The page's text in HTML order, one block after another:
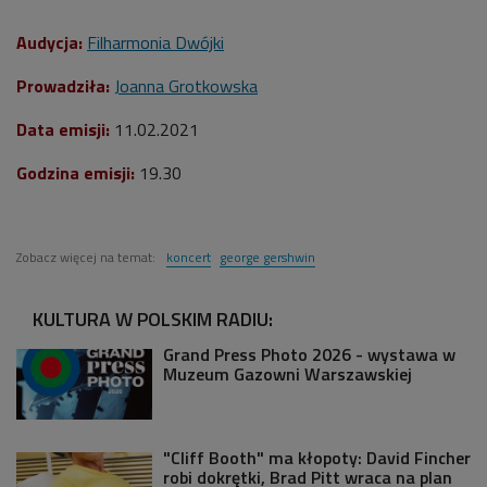
Audycja: Filharmonia Dwójki
Prowadziła: Joanna Grotkowska
Data emisji: 11.02.2021
Godzina emisji: 19.30
Zobacz więcej na temat: koncert george gershwin
KULTURA W POLSKIM RADIU:
Grand Press Photo 2026 - wystawa w
Muzeum Gazowni Warszawskiej
"Cliff Booth" ma kłopoty: David Fincher
robi dokrętki, Brad Pitt wraca na plan